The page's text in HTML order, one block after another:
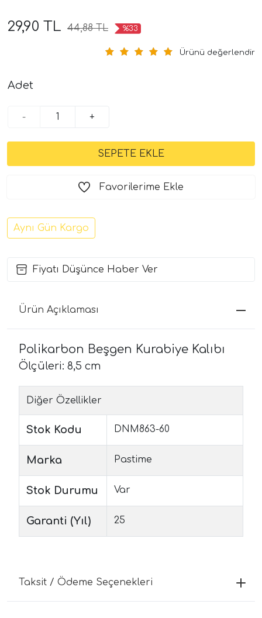
29,90 TL 44,88 TL %33
Ürünü değerlendir
Adet
- +
Favorilerime Ekle
Aynı Gün Kargo
Fiyatı Düşünce Haber Ver
Ürün Açıklaması
Polikarbon Beşgen Kurabiye Kalıbı
Ölçüleri: 8,5 cm
Diğer Özellikler
Stok Kodu DNM863-60
Marka Pastime
Stok Durumu Var
Garanti (Yıl) 25
Taksit / Ödeme Seçenekleri